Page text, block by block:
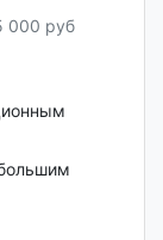
000 руб